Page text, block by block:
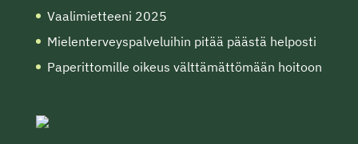
Vaalimietteeni 2025
Mielenterveyspalveluihin pitää päästä helposti
Paperittomille oikeus välttämättömään hoitoon